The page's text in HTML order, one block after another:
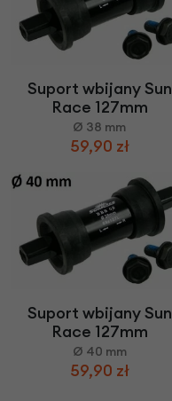
Suport wbijany Sun
Race 127mm
Ø 38 mm
59,90 zł
Suport wbijany Sun
Race 127mm
Ø 40 mm
59,90 zł